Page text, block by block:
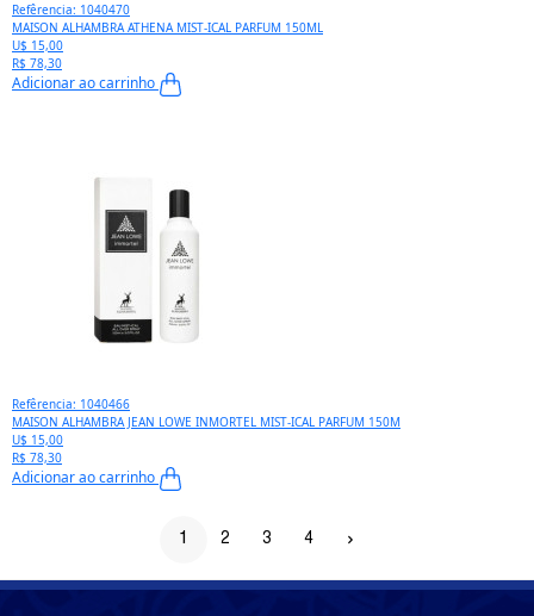
Refêrencia: 1040470
MAISON ALHAMBRA ATHENA MIST-ICAL PARFUM 150ML
U$ 15,00
R$ 78,30
Adicionar ao carrinho
Refêrencia: 1040466
MAISON ALHAMBRA JEAN LOWE INMORTEL MIST-ICAL PARFUM 150M
U$ 15,00
R$ 78,30
Adicionar ao carrinho
1 2 3 4